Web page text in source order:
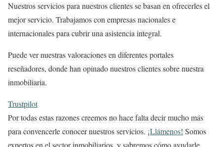
Nuestros servicios para nuestros clientes se basan en ofrecerles el
mejor servicio. Trabajamos con empresas nacionales e
internacionales para cubrir una asistencia integral.
Puede ver nuestras valoraciones en diferentesportales
reseñadores, donde han opinado nuestros clientes sobre nuestra
inmobiliaria.
Trustpilot
Por todas estas razones creemos no hace falta decir mucho más
para convencerle conocer nuestros servicios. ¡Llámenos! Somos
expertos en el sector inmobiliarios, y sabremos cómo ayudarle